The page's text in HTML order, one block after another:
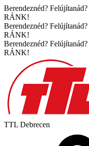
Berendeznéd?
RÁNK!
Berendeznéd?
RÁNK!
Berendeznéd?
RÁNK!
TTL Debrecen